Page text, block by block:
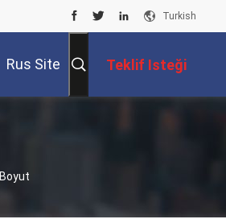
Turkish
Rus Site Teklif Isteği